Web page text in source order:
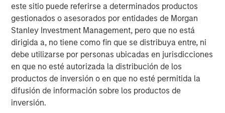
este sitio puede referirse a determinados productos
gestionados o asesorados por entidades de Morgan
Stanley Investment Management, pero que no está
dirigida a, no tiene como fin que se distribuya entre, ni
debe utilizarse por personas ubicadas en jurisdicciones
en que no esté autorizada la distribución de los
productos de inversión o en que no esté permitida la
difusión de información sobre los productos de
inversión.
ARTÍCULOS RELACIONADOS
QUARTERLY
Private Markets Perspectives Q2 Webinar
QUARTERLY